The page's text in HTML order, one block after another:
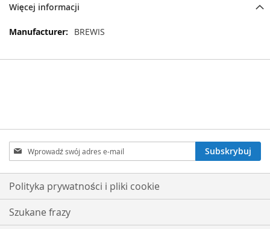
Więcej informacji
Więcej
BREWIS
Subskrybuj
nasz
newsletter:
Subskrybuj
Polityka prywatności i pliki cookie
Szukane frazy